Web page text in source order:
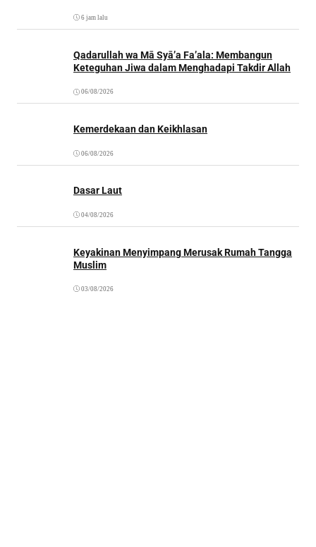
6 jam lalu
Qadarullah wa Mā Syā’a Fa’ala: Membangun
Keteguhan Jiwa dalam Menghadapi Takdir Allah
06/08/2026
Kemerdekaan dan Keikhlasan
06/08/2026
Dasar Laut
04/08/2026
Keyakinan Menyimpang Merusak Rumah Tangga
Muslim
03/08/2026